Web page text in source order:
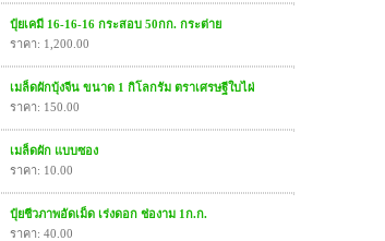
ปุ๋ยเคมี 16-16-16 กระสอบ 50กก. กระต่าย
ราคา: 1,200.00
เมล็ดผักบุ้งจีน ขนาด 1 กิโลกรัม ตราเศรษฐีใบไผ่
ราคา: 150.00
เมล็ดผัก แบบซอง
ราคา: 10.00
ปุ๋ยชีวภาพอัดเม็ด เร่งดอก ช่องาม 1ก.ก.
ราคา: 40.00